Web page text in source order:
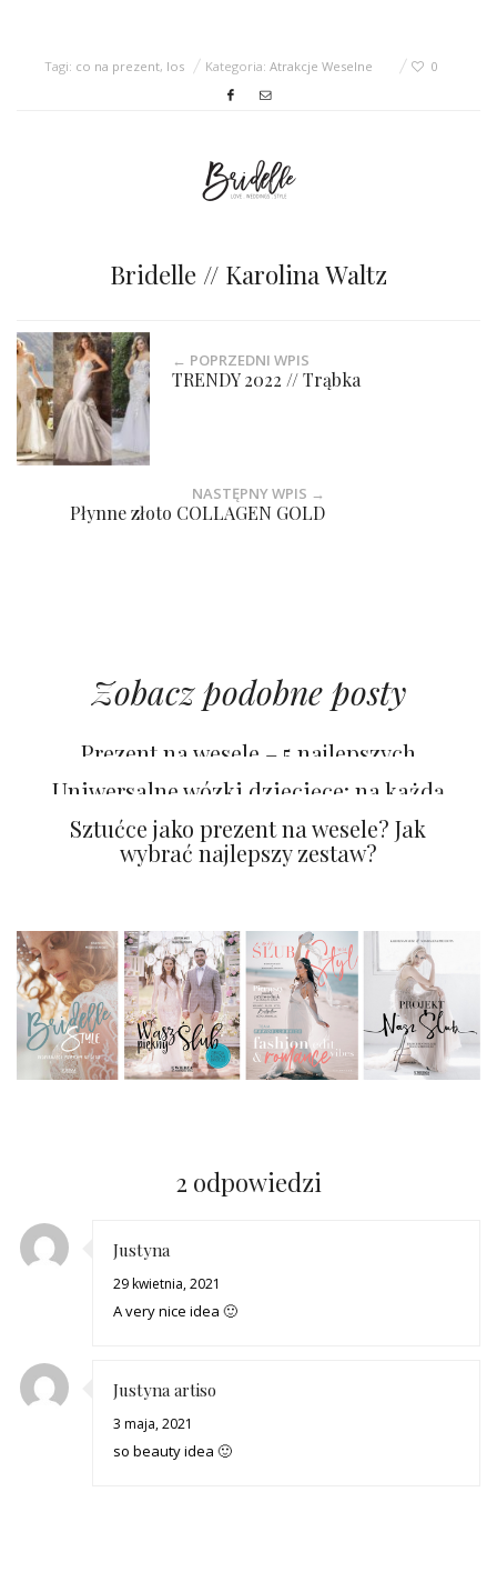
Tagi: co na prezent, los Kategoria:Atrakcje Weselne 0
Bridelle // Karolina Waltz
← POPRZEDNI WPIS
TRENDY 2022 // Trąbka
NASTĘPNY WPIS →
Płynne złoto COLLAGEN GOLD
Zobacz podobne posty
Prezent na wesele – 5 najlepszych
pomysłów
Uniwersalne wózki dziecięce: na każdą
okazję
Sztućce jako prezent na wesele? Jak
wybrać najlepszy zestaw?
2 odpowiedzi
Justyna
29 kwietnia, 2021
A very nice idea 🙂
Justyna artiso
3 maja, 2021
so beauty idea 🙂